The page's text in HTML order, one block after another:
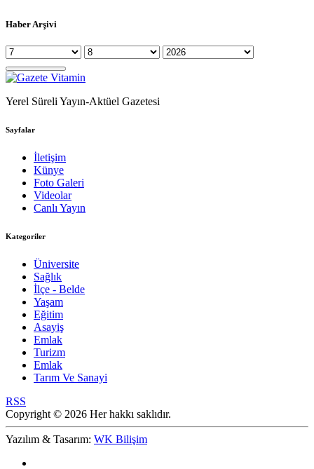
Haber Arşivi
Yerel Süreli Yayın-Aktüel Gazetesi
Sayfalar
İletişim
Künye
Foto Galeri
Videolar
Canlı Yayın
Kategoriler
Üniversite
Sağlık
İlçe - Belde
Yaşam
Eğitim
Asayiş
Emlak
Turizm
Emlak
Tarım Ve Sanayi
RSS
Copyright © 2026 Her hakkı saklıdır.
Yazılım & Tasarım: WK Bilişim